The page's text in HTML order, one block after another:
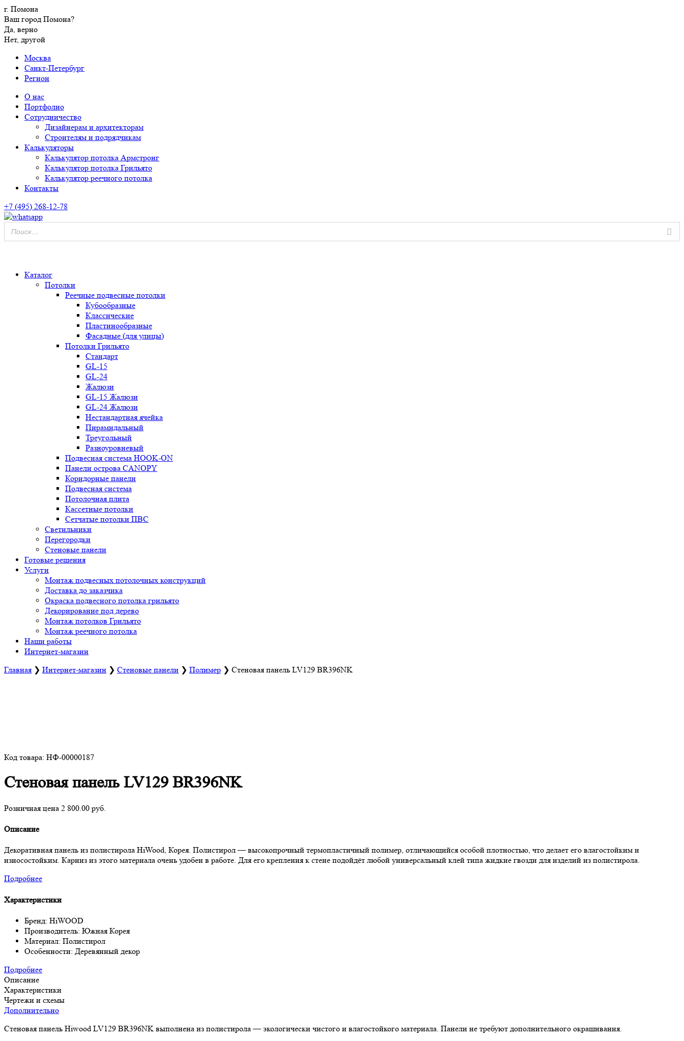
г. Помона
Ваш город Помона?
Да, верно
Нет, другой
Москва
Санкт-Петербург
Регион
О нас
Портфолио
Сотрудничество
Дизайнерам и архитекторам
Строителям и подрядчикам
Калькуляторы
Калькулятор потолка Армстронг
Калькулятор потолка Грильято
Калькулятор реечного потолка
Контакты
+7 (495) 268-12-78
Каталог
Потолки
Реечные подвесные потолки
Кубообразные
Классические
Пластинообразные
Фасадные (для улицы)
Потолки Грильято
Стандарт
GL-15
GL-24
Жалюзи
GL-15 Жалюзи
GL-24 Жалюзи
Нестандартная ячейка
Пирамидальный
Треугольный
Разноуровневый
Подвесная система HOOK-ON
Панели острова CANOPY
Коридорные панели
Подвесная система
Потолочная плита
Кассетные потолки
Сетчатые потолки ПВС
Светильники
Перегородки
Стеновые панели
Готовые решения
Услуги
Монтаж подвесных потолочных конструкций
Доставка до заказчика
Окраска подвесного потолка грильято
Декорирование под дерево
Монтаж потолков Грильято
Монтаж реечного потолка
Наши работы
Интернет-магазин
Главная ❯ Интернет-магазин ❯ Стеновые панели ❯ Полимер ❯ Стеновая панель LV129 BR396NK
Код товара: НФ-00000187
Стеновая панель LV129 BR396NK
Розничная цена 2 800.00 руб.
Описание
Декоративная панель из полистирола HiWood, Корея. Полистирол — высокопрочный термопластичный полимер, отличающийся особой плотностью, что делает его влагостойким и
износостойким. Карниз из этого материала очень удобен в работе. Для его крепления к стене подойдёт любой универсальный клей типа жидкие гвозди для изделий из полистирола.
Подробнее
Характеристики
Бренд: HiWOOD
Производитель: Южная Корея
Материал: Полистирол
Особенности: Деревянный декор
Подробнее
Описание
Характеристики
Чертежи и схемы
Дополнительно
Стеновая панель Hiwood LV129 BR396NK выполнена из полистирола — экологически чистого и влагостойкого материала. Панели не требуют дополнительного окрашивания.